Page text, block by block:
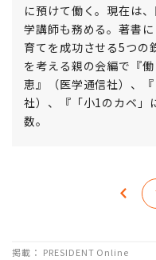
に預けて働く。現在は
学講師も務める。著書
育てを成功させる5つの
を考える親の会編で『
恵』（医学通信社）、
社）、『「小1のカベ」
数。
掲載： PRESIDENT Online